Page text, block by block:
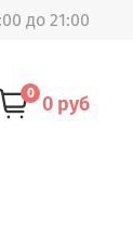
до 21:00
0 0 руб